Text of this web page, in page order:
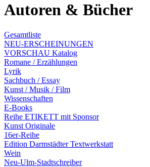
Autoren & Bücher
Gesamtliste
NEU-ERSCHEINUNGEN
VORSCHAU Katalog
Romane / Erzählungen
Lyrik
Sachbuch / Essay
Kunst / Musik / Film
Wissenschaften
E-Books
Reihe ETIKETT mit Sponsor
Kunst Originale
16er-Reihe
Edition Darmstädter Textwerkstatt
Wein
Neu-Ulm-Stadtschreiber